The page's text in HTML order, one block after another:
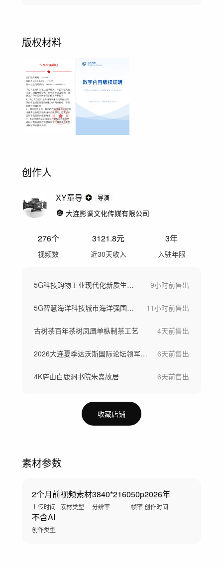
版权材料
创作人
XY童导 导演
大连影调文化传媒有限公司
276个
视频数
3121.8元
近30天收入
3年
入驻年限
5G科技购物工业现代化新质生产力 9小时前售出
5G智慧海洋科技城市海洋强国素材 11小时前售出
古树茶百年茶树凤凰单枞制茶工艺 4天前售出
2026大连夏季达沃斯国际论坛领军者年会 6天前售出
4K庐山白鹿洞书院朱熹故居 6天前售出
收藏店铺
素材参数
2个月前
上传时间
视频素材
素材类型
3840*2160
分辨率
50p
帧率
2026年
创作时间
不含AI
创作类型